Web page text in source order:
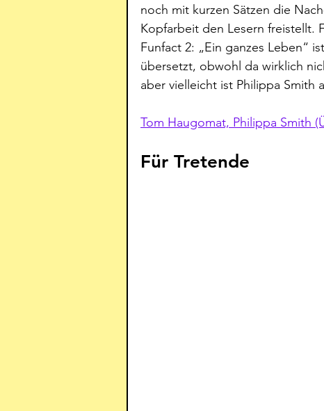
noch mit kurzen Sätzen die
Kopfarbeit den Lesern freistellt.
Funfact 2: „Ein ganzes Leben“
übersetzt, obwohl da wirklich
aber vielleicht ist Philippa
Tom Haugomat, Philippa Smith
Für Tretende